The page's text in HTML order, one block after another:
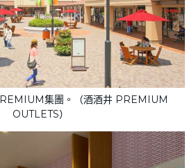
集團。（酒酒井 PREMIUM
OUTLETS）